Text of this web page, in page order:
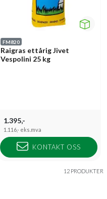
FM820
Raigras ettårig Jivet
Vespolini 25 kg
1.395,-
1.116,- eks.mva
KONTAKT OSS
12 PRODUKTER